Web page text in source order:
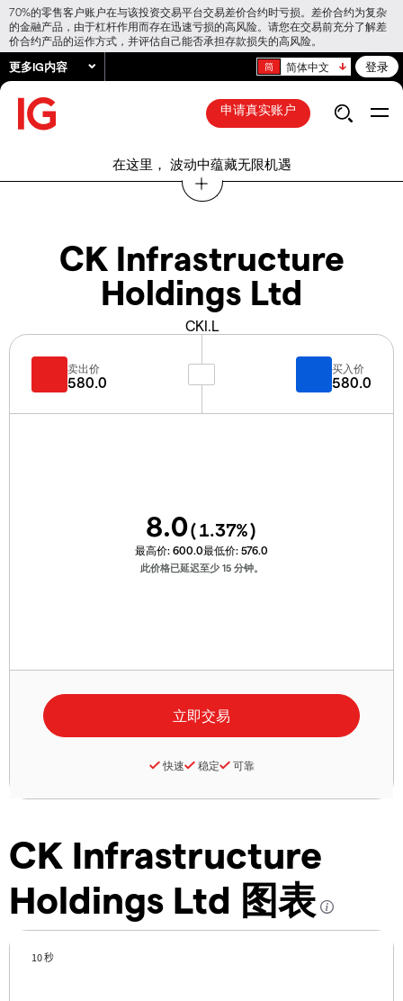
70%的零售客户账户在与该投资交易平台交易差价合约时亏损。差价合约为复杂
的金融产品，由于杠杆作用而存在迅速亏损的高风险。请您在交易前充分了解差
价合约产品的运作方式，并评估自己能否承担存款损失的高风险。
更多IG内容 简体中文 登录
申请真实账户
在这里， 波动中蕴藏无限机遇
CK Infrastructure
Holdings Ltd
CKI.L
CK Infrastructure
Holdings Ltd 图表
10 秒
卖出价
580.0
买入价
580.0
8.0(1.37%)
最高价: 600.0最低价: 576.0
此价格已延迟至少 15 分钟。
快速 稳定 可靠